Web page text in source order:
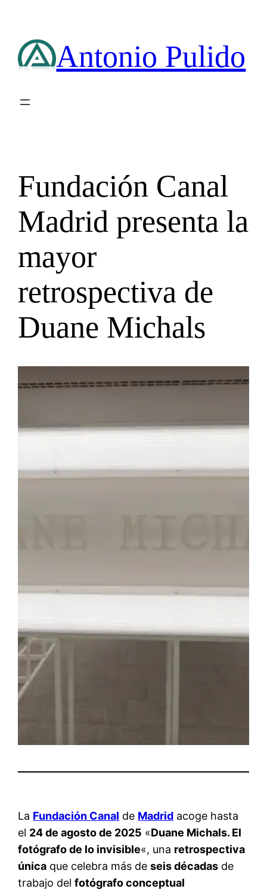
contenido Antonio Pulido
Fundación Canal
Madrid presenta la
mayor
retrospectiva de
Duane Michals
La Fundación Canal de Madrid acoge hasta
el 24 de agosto de 2025 «Duane Michals. El
fotógrafo de lo invisible«, una retrospectiva
única que celebra más deseis décadas de
trabajo delfotógrafo conceptual